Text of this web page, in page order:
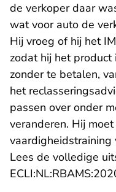
de verkoper daar
wat voor auto de
Hij vroeg of hij het
zodat hij het product
zonder te betalen,
het
passen over onder
veranderen. Hij
Lees de volledige